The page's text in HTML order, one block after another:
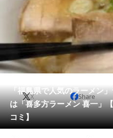
エンタメ
グルメ
動物
会員記事
メディア
注目記事を集めた総合ページ
「福島県で人気のラーメン
は「喜多方ラーメン 喜一」
コミ】
X Share